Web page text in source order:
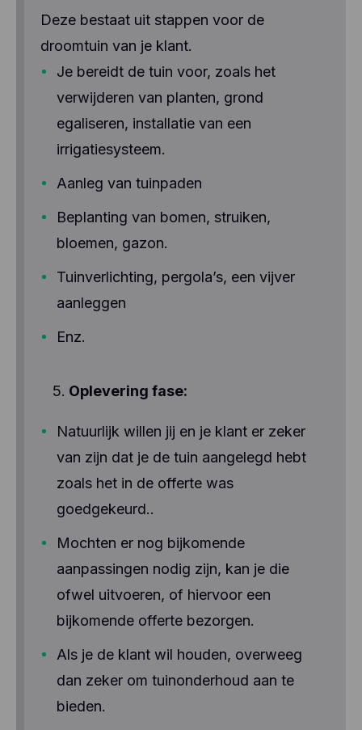
Deze bestaat uit stappen voor de
droomtuin van je klant.
Je bereidt de tuin voor, zoals het
verwijderen van planten, grond
egaliseren, installatie van een
irrigatiesysteem.
Aanleg van tuinpaden
Beplanting van bomen, struiken,
bloemen, gazon.
Tuinverlichting, pergola’s, een vijver
aanleggen
Enz.
Oplevering fase:
Natuurlijk willen jij en je klant er zeker
van zijn dat je de tuin aangelegd hebt
zoals het in de offerte was
goedgekeurd..
Mochten er nog bijkomende
aanpassingen nodig zijn, kan je die
ofwel uitvoeren, of hiervoor een
bijkomende offerte bezorgen.
Als je de klant wil houden, overweeg
dan zeker om tuinonderhoud aan te
bieden.